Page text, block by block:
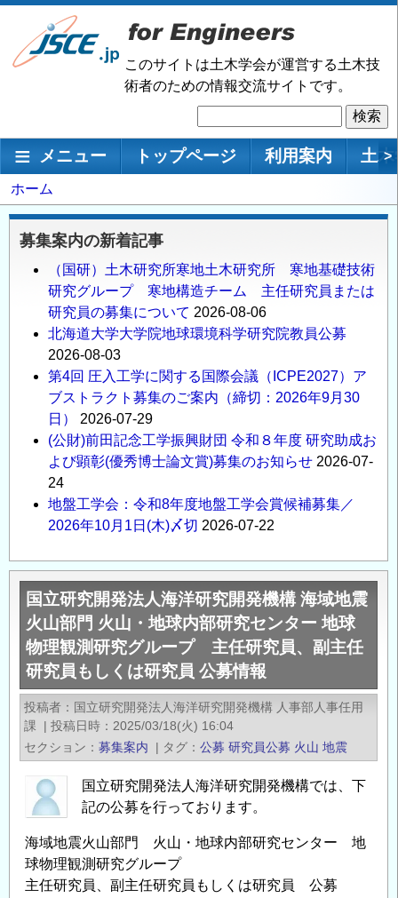
メ
ン
移
動
このサイトは土木学会が運営する土木技
術者のための情報交流サイトです。
索
メインナビゲーション
メニュー トップページ 利用案内 土 >
パ
ン
く
ホーム
募集案内の新着記事
（国研）土木研究所寒地土木研究所 寒地基礎技術
研究グループ 寒地構造チーム 主任研究員または
研究員の募集について 2026-08-06
北海道大学大学院地球環境科学研究院教員公募
2026-08-03
第4回 圧入工学に関する国際会議（ICPE2027）ア
ブストラクト募集のご案内（締切：2026年9月30
日）
2026-07-29
(公財)前田記念工学振興財団 令和８年度 研究助成お
よび顕彰(優秀博士論文賞)募集のお知らせ 2026-07-
24
地盤工学会：令和8年度地盤工学会賞候補募集／
2026年10月1日(木)〆切 2026-07-22
国立研究開発法人海洋研究開発機構 海域地震
火山部門 火山・地球内部研究センター 地球
物理観測研究グループ 主任研究員、副主任
研究員もしくは研究員 公募情報
投稿者
国立研究開発法人海洋研究開発機構 人事部人事任用
課
| 投稿日時
2025/03/18(火) 16:04
セクション
募集案内 | タグ 公募 研究員公募 火山 地震
国立研究開発法人海洋研究開発機構では、下
記の公募を行っております。
海域地震火山部門 火山・地球内部研究センター 地
球物理観測研究グループ
主任研究員、副主任研究員もしくは研究員 公募